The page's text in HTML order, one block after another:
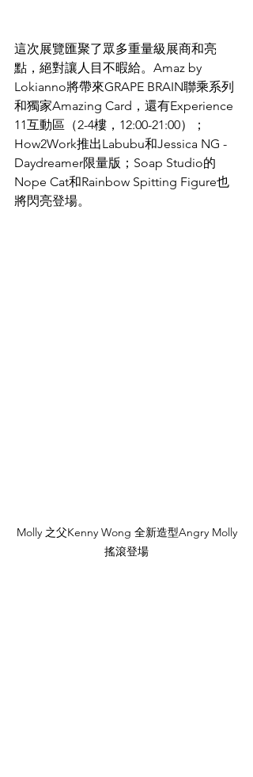
這次展覽匯聚了眾多重量級展商和亮
點，絕對讓人目不暇給。Amaz by
Lokianno將帶來GRAPE BRAIN聯乘系列
和獨家Amazing Card，還有Experience
11互動區（2-4樓，12:00-21:00）；
How2Work推出Labubu和Jessica NG -
Daydreamer限量版；Soap Studio的
Nope Cat和Rainbow Spitting Figure也
將閃亮登場。
Molly 之父Kenny Wong 全新造型Angry Molly
搖滾登場